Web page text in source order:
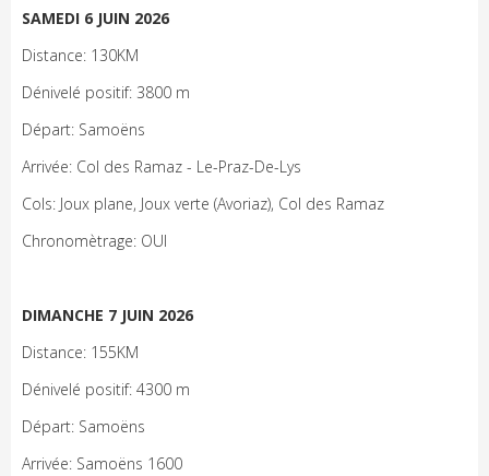
SAMEDI 6 JUIN 2026
Distance: 130KM
Dénivelé positif: 3800 m
Départ: Samoëns
Arrivée: Col des Ramaz - Le-Praz-De-Lys
Cols: Joux plane, Joux verte (Avoriaz), Col des Ramaz
Chronomètrage: OUI
DIMANCHE 7 JUIN 2026
Distance: 155KM
Dénivelé positif: 4300 m
Départ: Samoëns
Arrivée: Samoëns 1600